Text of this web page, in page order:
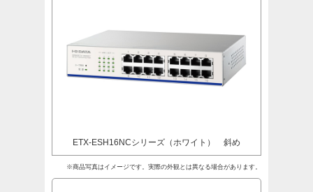
ETX-ESH16NCシリーズ（ホワイト） 斜め
※商品写真はイメージです。実際の外観とは異なる場合があります。